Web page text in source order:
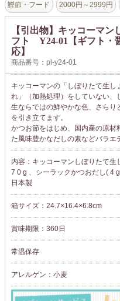
鰹節・フード 2000円～2999円
【引出物】キッコーマ
フト Y24-01【ギフト・
応】
商品番号：pl-y24-01
キッコーマンの「しぼりたて生し
れ」（加熱処理）をしていない、
生ならではの鮮やかな色、さら
を引き立てます。
かつお節をはじめ、国内産の原
た風味豊かなだしの素などバラエ
内容：キッコーマンしぼりたて
7 0 g 、シーラックかつおだし( 4
日本製
箱サイズ：24.7×16.4×6.8cm
賞味期限：360日
常温保存
アレルゲン：小麦